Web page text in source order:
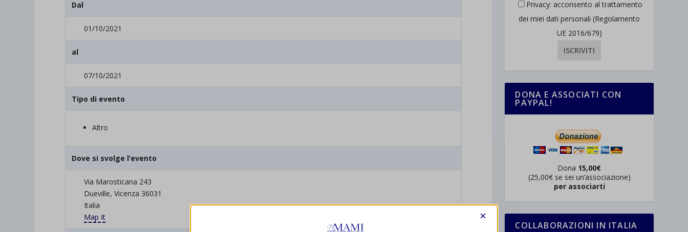
Dal
01/10/2021
al
07/10/2021
Tipo di evento
Altro
Dove si svolge l’evento
Via Marosticana 243
Dueville, Vicenza 36031
Italia
Map It
Privacy: acconsento al trattamento
dei miei dati personali (Regolamento
UE 2016/679)
DONA E ASSOCIATI CON
PAYPAL!
Dona 15,00€
(25,00€ se sei un’associazione)
per associarti
COLLABORAZIONI IN ITALIA
×